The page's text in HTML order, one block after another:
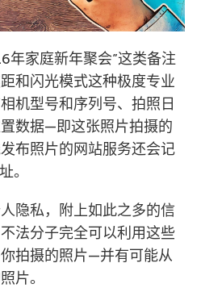
年家庭新年聚会”这类备注
和闪光模式这种极度专业
机型号和序列号、拍照日
数据—即这张照片拍摄的
布照片的网站服务还会记
。
隐私，附上如此之多的信
法分子完全可以利用这些
拍摄的照片—并有可能从
片。